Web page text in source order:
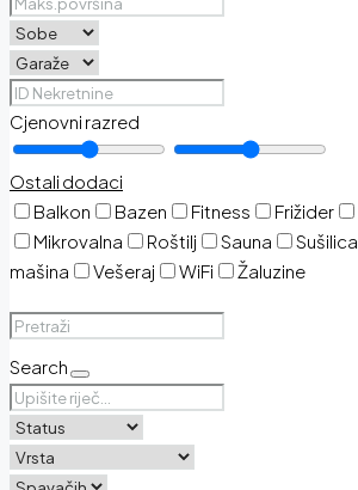
Cjenovni razred
Ostali dodaci
Balkon
Bazen Fitness Frižider
Mikrovalna
Roštilj Sauna Sušilica
mašina
Vešeraj WiFi Žaluzine
Search